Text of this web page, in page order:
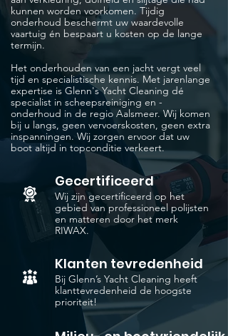
kunnen worden voorkomen. Tijdig
onderhoud beschermt uw waardevolle
vaartuig én bespaart u kosten op de lange
termijn.
Het onderhouden van een jacht vergt veel
tijd en specialistische kennis. Met jarenlange
expertise is Glenn's Yacht Cleaning dé
specialist in scheepsreiniging en -
onderhoud in de regio Aalsmeer. Wij komen
bij u langs, geen vervoerskosten, geen extra
inspanningen. Wij zorgen ervoor dat uw
boot altijd in topconditie verkeert.
Gecertificeerd
Wij zijn gecertificeerd op het
gebied van professioneel polijsten
en matteren door het merk
RIWAX.
Klanten tevredenheid
Bij Glenn’s Yacht Cleaning heeft
klanttevredenheid de hoogste
prioriteit!